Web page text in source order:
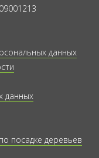
данных
данных
посадке деревьев